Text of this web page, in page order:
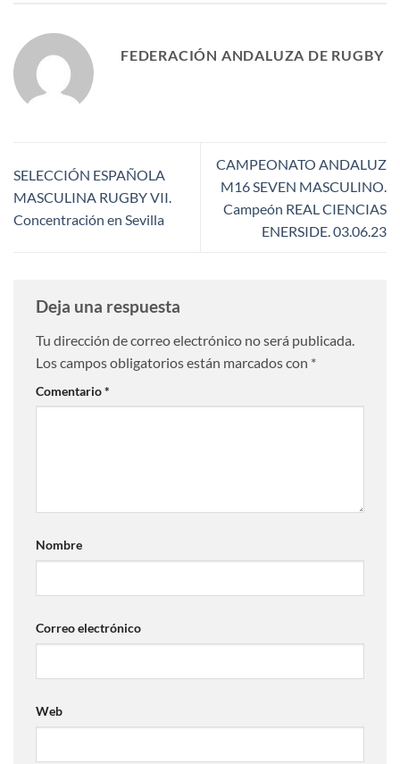
FEDERACIÓN ANDALUZA DE RUGBY
SELECCIÓN ESPAÑOLA
MASCULINA RUGBY VII.
Concentración en Sevilla
CAMPEONATO ANDALUZ
M16 SEVEN MASCULINO.
Campeón REAL CIENCIAS
ENERSIDE. 03.06.23
Deja una respuesta
Tu dirección de correo electrónico no será publicada.
Los campos obligatorios están marcados con *
Comentario*
Nombre
Correo electrónico
Web